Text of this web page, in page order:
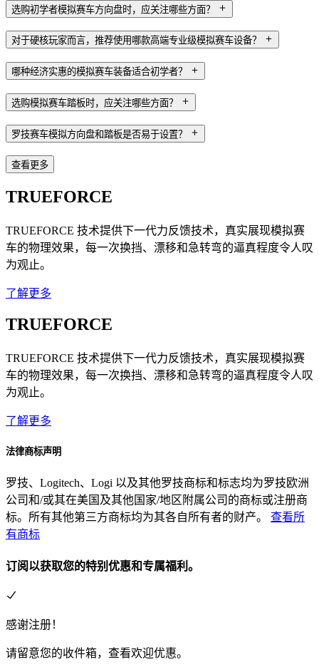
选购初学者模拟赛车方向盘时，应关注哪些方面？
对于硬核玩家而言，推荐使用哪款高端专业级模拟赛车设备？
哪种经济实惠的模拟赛车装备适合初学者？
选购模拟赛车踏板时，应关注哪些方面？
罗技赛车模拟方向盘和踏板是否易于设置？
查看更多
TRUEFORCE
TRUEFORCE 技术提供下一代力反馈技术，真实展现模拟赛
车的物理效果，每一次换挡、漂移和急转弯的逼真程度令人叹
为观止。
了解更多
TRUEFORCE
TRUEFORCE 技术提供下一代力反馈技术，真实展现模拟赛
车的物理效果，每一次换挡、漂移和急转弯的逼真程度令人叹
为观止。
了解更多
法律商标声明
罗技、Logitech、Logi 以及其他罗技商标和标志均为罗技欧洲
公司和/或其在美国及其他国家/地区附属公司的商标或注册商
标。所有其他第三方商标均为其各自所有者的财产。 查看所
有商标
订阅以获取您的特别优惠和专属福利。
感谢注册！
请留意您的收件箱，查看欢迎优惠。